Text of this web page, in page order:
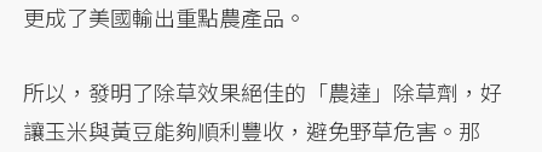
更成了美國輸出重點農產品。
所以，發明了除草效果絕佳的「農達」除草劑，好
讓玉米與黃豆能夠順利豐收，避免野草危害。那